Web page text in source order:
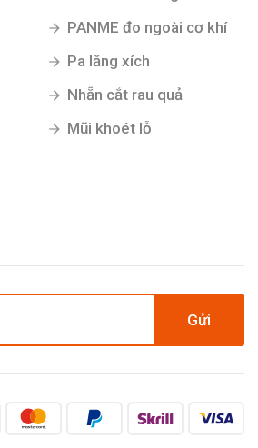
PANME đo ngoài cơ khí
Pa lăng xích
Nhẵn cắt rau quả
Mũi khoét lỗ
Gửi